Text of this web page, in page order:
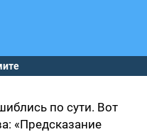
по сути. Вот
«Предсказание